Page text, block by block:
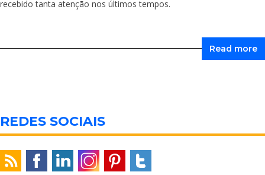
recebido tanta atenção nos últimos tempos.
Read more
REDES SOCIAIS